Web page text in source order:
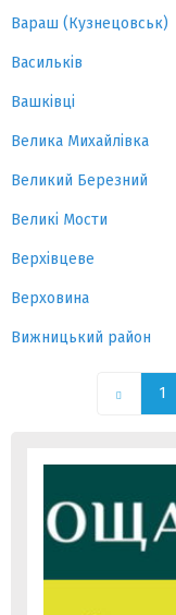
Вараш (Кузнецовськ)
Васильків
Вашківці
Велика Михайлівка
Великий Березний
Великі Мости
Верхівцеве
Верховина
Вижницький район
1